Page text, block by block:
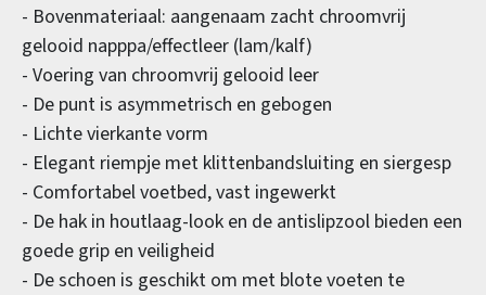
- Bovenmateriaal: aangenaam zacht chroomvrij
gelooid napppa/effectleer (lam/kalf)
- Voering van chroomvrij gelooid leer
- De punt is asymmetrisch en gebogen
- Lichte vierkante vorm
- Elegant riempje met klittenbandsluiting en siergesp
- Comfortabel voetbed, vast ingewerkt
- De hak in houtlaag-look en de antislipzool bieden een
goede grip en veiligheid
- De schoen is geschikt om met blote voeten te